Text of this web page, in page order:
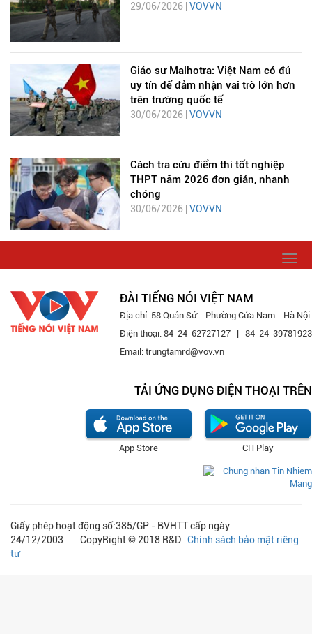
29/06/2026 | VOVVN
Giáo sư Malhotra: Việt Nam có đủ
uy tín để đảm nhận vai trò lớn hơn
trên trường quốc tế
30/06/2026 |VOVVN
Cách tra cứu điểm thi tốt nghiệp
THPT năm 2026 đơn giản, nhanh
chóng
30/06/2026 | VOVVN
ĐÀI TIẾNG NÓI VIỆT NAM
Địa chỉ: 58 Quán Sứ - Phường Cửa Nam - Hà Nội
Điện thoại: 84-24-62727127 -|- 84-24-39781923
Email: trungtamrd@vov.vn
TẢI ỨNG DỤNG ĐIỆN THOẠI TRÊN
CH Play
App Store
Giấy phép hoạt động số:385/GP - BVHTT cấp ngày
24/12/2003 CopyRight © 2018 R&D Chính sách bảo mật riêng
tư